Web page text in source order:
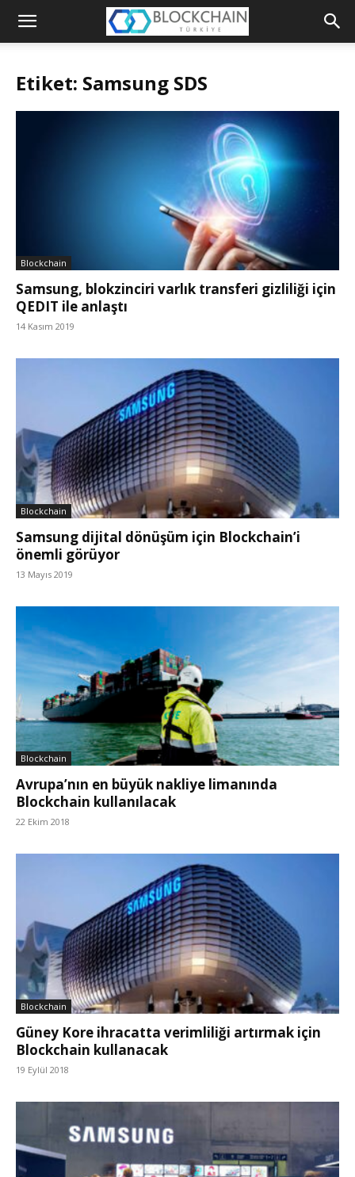
Blockchain
Etiket: Samsung SDS
Blockchain
Samsung, blokzinciri varlık transferi gizliliği için
QEDIT ile anlaştı
14 Kasım 2019
Blockchain
Samsung dijital dönüşüm için Blockchain’i
önemli görüyor
13 Mayıs 2019
Blockchain
Avrupa’nın en büyük nakliye limanında
Blockchain kullanılacak
22 Ekim 2018
Blockchain
Güney Kore ihracatta verimliliği artırmak için
Blockchain kullanacak
19 Eylül 2018